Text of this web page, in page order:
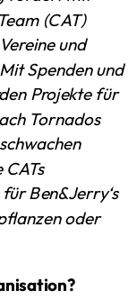
(CAT)
und
Spenden und
Projekte für
Tornados
Ben&Jerry‘s
oder